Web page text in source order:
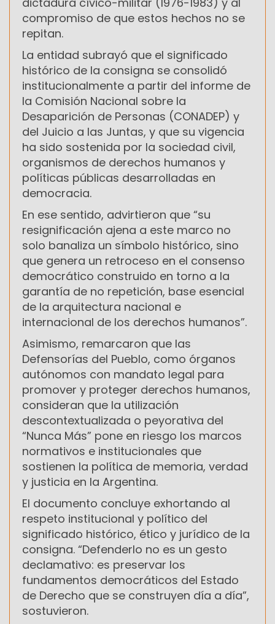
compromiso de que estos hechos no se
repitan.
La entidad subrayó que el significado
histórico de la consigna se consolidó
institucionalmente a partir del informe de
la Comisión Nacional sobre la
Desaparición de Personas (CONADEP) y
del Juicio a las Juntas, y que su vigencia
ha sido sostenida por la sociedad civil,
organismos de derechos humanos y
políticas públicas desarrolladas en
democracia.
En ese sentido, advirtieron que “su
resignificación ajena a este marco no
solo banaliza un símbolo histórico, sino
que genera un retroceso en el consenso
democrático construido en torno a la
garantía de no repetición, base esencial
de la arquitectura nacional e
internacional de los derechos humanos”.
Asimismo, remarcaron que las
Defensorías del Pueblo, como órganos
autónomos con mandato legal para
promover y proteger derechos humanos,
consideran que la utilización
descontextualizada o peyorativa del
“Nunca Más” pone en riesgo los marcos
normativos e institucionales que
sostienen la política de memoria, verdad
y justicia en la Argentina.
El documento concluye exhortando al
respeto institucional y político del
significado histórico, ético y jurídico de la
consigna. “Defenderlo no es un gesto
declamativo: es preservar los
fundamentos democráticos del Estado
de Derecho que se construyen día a día”,
sostuvieron.